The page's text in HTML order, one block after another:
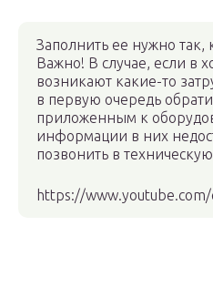
Заполнить ее нужно так,
Важно! В случае, если в
возникают какие-то
в первую очередь
приложенным к
информации в них
позвонить в
https://